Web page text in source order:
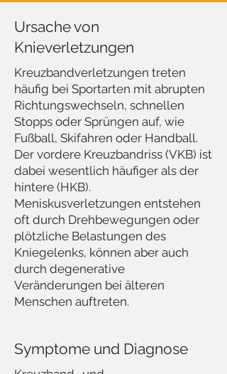
Ursache von
Knieverletzungen
Kreuzbandverletzungen treten
häufig bei Sportarten mit abrupten
Richtungswechseln, schnellen
Stopps oder Sprüngen auf, wie
Fußball, Skifahren oder Handball.
Der vordere Kreuzbandriss (VKB) ist
dabei wesentlich häufiger als der
hintere (HKB).
Meniskusverletzungen entstehen
oft durch Drehbewegungen oder
plötzliche Belastungen des
Kniegelenks, können aber auch
durch degenerative
Veränderungen bei älteren
Menschen auftreten.
Symptome und Diagnose